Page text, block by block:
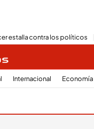
estalla contra los políticos
Internacional Economía